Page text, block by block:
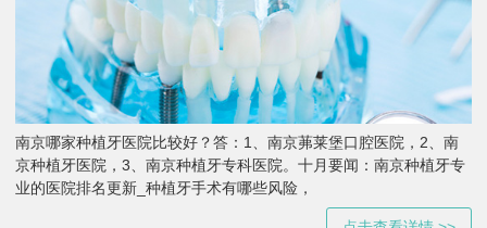
南京哪家种植牙医院比较好？答：1、南京茀莱堡口腔医院，2、南
京种植牙医院，3、南京种植牙专科医院。十月要闻：南京种植牙专
业的医院排名更新_种植牙手术有哪些风险，